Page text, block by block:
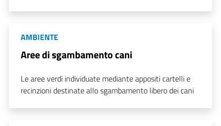
AMBIENTE
Aree di sgambamento cani
Le aree verdi individuate mediante appositi cartelli e
recinzioni destinate allo sgambamento libero dei cani